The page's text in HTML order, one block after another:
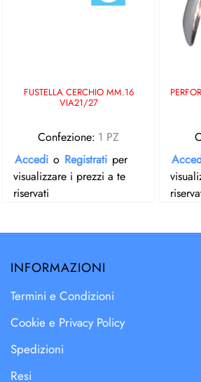
FUSTELLA CERCHIO MM.16
VIA21/27
Confezione: 1 PZ
Accedi o Registrati per
visualizzare i prezzi a te
riservati
INFORMAZIONI
Termini e Condizioni
Cookie e Privacy Policy
Spedizioni
Resi